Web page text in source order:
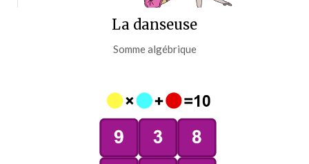
La danseuse
Somme algébrique